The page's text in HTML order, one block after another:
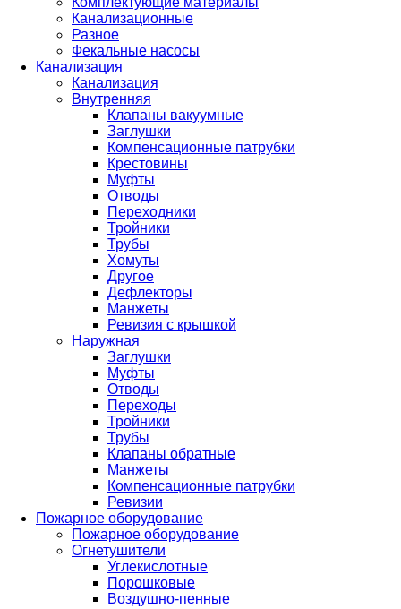
Канализационные
Разное
Фекальные насосы
Канализация
Канализация
Внутренняя
Клапаны вакуумные
Заглушки
Компенсационные патрубки
Крестовины
Муфты
Отводы
Переходники
Тройники
Трубы
Хомуты
Другое
Дефлекторы
Манжеты
Ревизия с крышкой
Наружная
Заглушки
Муфты
Отводы
Переходы
Тройники
Трубы
Клапаны обратные
Манжеты
Компенсационные патрубки
Ревизии
Пожарное оборудование
Пожарное оборудование
Огнетушители
Углекислотные
Порошковые
Воздушно-пенные